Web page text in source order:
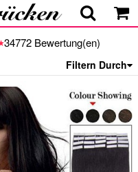
34772 Bewertung(en)
Filtern Durch